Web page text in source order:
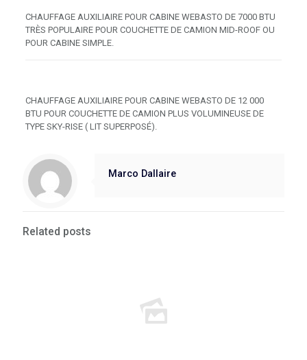
CHAUFFAGE AUXILIAIRE POUR CABINE WEBASTO DE 7000 BTU
TRÈS POPULAIRE POUR COUCHETTE DE CAMION MID-ROOF OU
POUR CABINE SIMPLE.
CHAUFFAGE AUXILIAIRE POUR CABINE WEBASTO DE 12 000
BTU POUR COUCHETTE DE CAMION PLUS VOLUMINEUSE DE
TYPE SKY-RISE ( LIT SUPERPOSÉ).
Marco Dallaire
Related posts